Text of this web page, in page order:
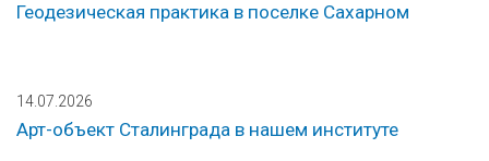
Геодезическая практика в поселке Сахарном
14.07.2026
Арт-объект Сталинграда в нашем институте